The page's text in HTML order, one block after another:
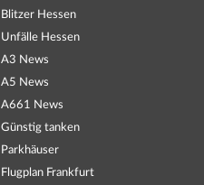
Blitzer Hessen
Unfälle Hessen
A3 News
A5 News
A661 News
Günstig tanken
Parkhäuser
Flugplan Frankfurt